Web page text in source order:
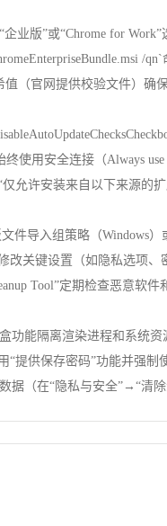
业版”或“Chrome for
/
（官网提供校验文件）确
使用安全连接（Always
允许安装来自以下来源的
件导入组策略（Windows
改关键设置（如隐私选项
Tool”定期检查恶意软
功能隔离渲染进程和系统资
“提供保存密码”功能并强
据（在“隐私与安全”→“清